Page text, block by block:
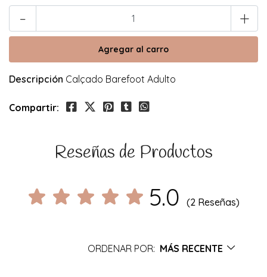
- +
Descripción Calçado Barefoot Adulto
Compartir:
Reseñas de Productos
5.0 (2 Reseñas)
ORDENAR POR: MÁS RECENTE